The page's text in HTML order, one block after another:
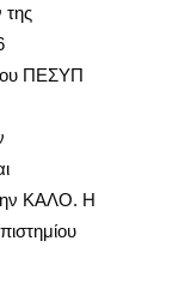
της
ΠΕΣΥΠ
ΚΑΛΟ. Η